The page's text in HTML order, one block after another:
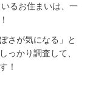
るお住まいは、一
さが気になる」と
っかり調査して、
！